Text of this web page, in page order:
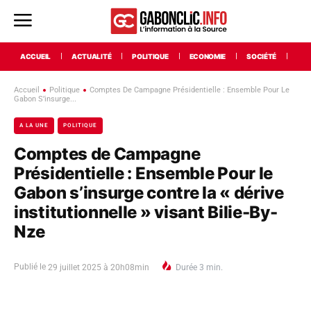
ACCUEIL ACTUALITÉ POLITIQUE ECONOMIE SOCIÉTÉ
Accueil Politique
Comptes De Campagne Présidentielle : Ensemble Pour Le
Gabon S’insurge...
A LA UNE POLITIQUE
Comptes de Campagne
Présidentielle : Ensemble Pour le
Gabon s’insurge contre la « dérive
institutionnelle » visant Bilie-By-
Nze
Publié le 29 juillet 2025 à 20h08min Durée 3 min.